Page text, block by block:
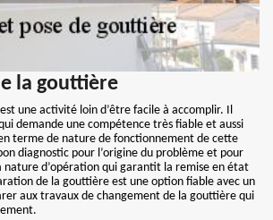
la gouttière
une activité loin d’être facile à accomplir. Il
demande une compétence très fiable et aussi
terme de nature de fonctionnement de cette
diagnostic pour l’origine du problème et pour
d’opération qui garantit la remise en état
de la gouttière est une option fiable avec un
aux travaux de changement de la gouttière qui